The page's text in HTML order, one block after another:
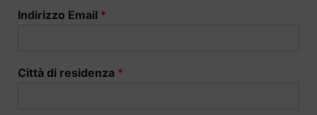
Indirizzo Email *
Città di residenza *